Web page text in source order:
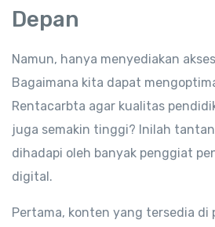
Depan
Namun, hanya menyediakan
Bagaimana kita dapat
Rentacarbta agar kualitas
juga semakin tinggi? Inilah
dihadapi oleh banyak penggiat
digital.
Pertama, konten yang tersedia di